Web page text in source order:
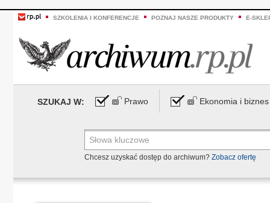
SZKOLENIA I KONFERENCJE POZNAJ NASZE PRODUKTY E-
SZUKAJ W: Prawo Ekonomia i biznes
Chcesz uzyskać dostęp do archiwum? Zobacz ofertę